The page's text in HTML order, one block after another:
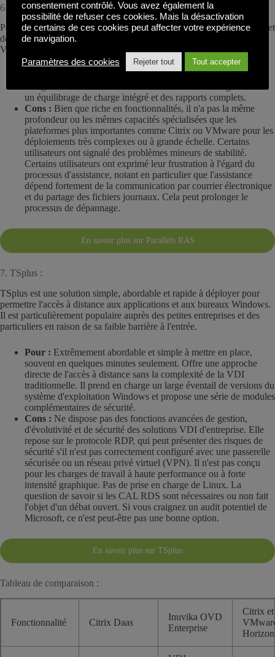
6. Parallels RAS (sRemote Application Server) :
Parallels RAS est une solution tout-en-un pour offrir des applications et
des desktops virtuels. Il s'agit d'une alternative rentable à Citrix et
VMware Horizon, les géants de l'entreprise.
un équilibrage de charge intégré et des rapports complets.
Cons : Bien que riche en fonctionnalités, il n'a pas la même
profondeur ou les mêmes capacités spécialisées que les
plateformes plus importantes comme Citrix ou VMware pour les
déploiements très complexes ou à grande échelle. Certains
utilisateurs ont signalé des problèmes mineurs de stabilité.
Certains utilisateurs ont exprimé leur frustration à l'égard du
processus d'assistance, notant en particulier que l'assistance
dépend fortement de la communication par courrier électronique
et du partage des fichiers journaux. Cela peut prolonger le
processus de dépannage.
En savoir plus sur Parallels RAS
7. TSplus :
TSplus est une solution simple, abordable et rapide à déployer pour
permettre l'accès à distance aux applications et aux bureaux Windows.
Il est particulièrement populaire auprès des petites entreprises et des
particuliers en raison de sa faible barrière à l'entrée.
Pour : Extrêmement abordable et simple à mettre en place,
souvent en quelques minutes seulement. Offre une approche
directe de l'accès à distance sans la complexité de la VDI
traditionnelle. Il prend en charge un large éventail de versions du
système d'exploitation Windows et propose une série de modules
complémentaires de sécurité.
Cons : Ne dispose pas des fonctions avancées de gestion,
d'évolutivité et de sécurité des solutions VDI d'entreprise. Elle
repose sur le protocole RDP, qui peut présenter des risques de
sécurité s'il n'est pas correctement configuré avec une passerelle
sécurisée ou un réseau privé virtuel (VPN). Il n'est pas conçu
pour les charges de travail à haute performance ou à forte
intensité graphique. Pas de prise en charge de Linux. La
question de savoir si les CAL RDS sont nécessaires ou non fait
l'objet d'un débat ouvert. Si vous craignez un audit potentiel de
Microsoft, ce n'est peut-être pas une bonne option.
En savoir plus sur TSplus
Tableau de comparaison :
Fonctionnalité Citrix Daas
Inuvika OVD
Enterprise
Citrix et
Horizon
consentement contrôlé. Vous avez également la
possibilité de refuser ces cookies. Mais la désactivation
de certains de ces cookies peut affecter votre expérience
de navigation.
Paramètres des cookies Rejeter tout Tout accepter